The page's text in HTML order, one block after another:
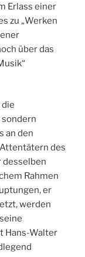
Erlass einer
zu „Werken
über das
an den
des
desselben
Rahmen
er
werden
Hans-Walter